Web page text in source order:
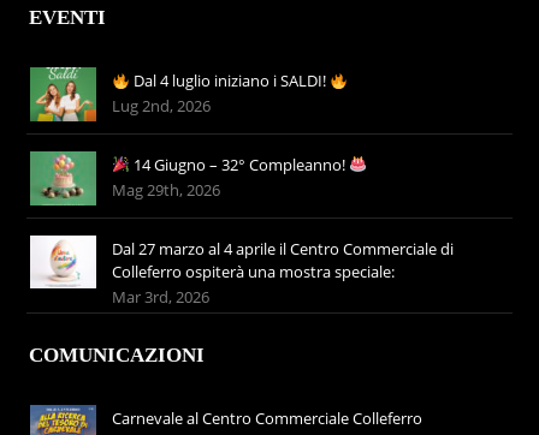
EVENTI
Dal 4 luglio iniziano i SALDI!
Lug 2nd, 2026
14 Giugno – 32° Compleanno!
Mag 29th, 2026
Dal 27 marzo al 4 aprile il Centro Commerciale di
Colleferro ospiterà una mostra speciale:
Mar 3rd, 2026
COMUNICAZIONI
Carnevale al Centro Commerciale Colleferro